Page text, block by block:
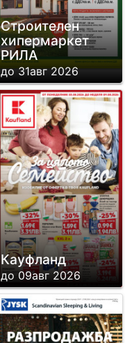
Строителен
хипермаркет
РИЛА
до 31авг 2026
Кауфланд
до 09авг 2026